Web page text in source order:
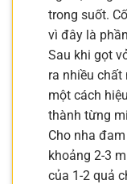
trong suốt.
vì đây là
Sau khi gọt
ra nhiều
một cách
thành từng
Cho nha
khoảng 2-3
của 1-2 quả